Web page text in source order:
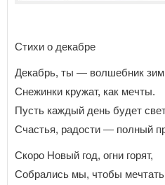
Стихи о декабре
Декабрь, ты — волшебник
Снежинки кружат, как мечты.
Пусть каждый день будет
Счастья, радости — полный
Скоро Новый год, огни горят,
Собрались мы, чтобы